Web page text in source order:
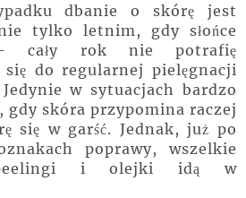
dbanie o skórę jest
tylko letnim, gdy słońce
- cały rok nie potrafię
się do regularnej pielęgnacji
Jedynie w sytuacjach bardzo
gdy skóra przypomina raczej
się w garść. Jednak, już po
poprawy, wszelkie
peelingi i olejki idą w